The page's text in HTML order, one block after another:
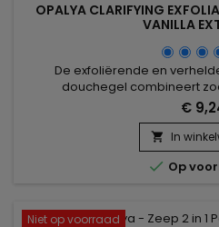
OPALYA CLARIFYING
VANILLA
De exfoliërende en
douchegel combineert
hydraterende en voedende
voor een gladde en stralende
en abrikozenpitten, exfolieert
dode huidcellen en
verfijnt.
€
 In
 Op
Niet op voorraad